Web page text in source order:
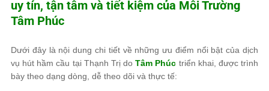
uy tín, tận tâm và tiết kiệm của Môi Trường
Tâm Phúc
Dưới đây là nội dung chi tiết về những ưu điểm nổi bật của dịch
vụ hút hầm cầu tại Thạnh Trị doTâm Phúc triển khai, được trình
bày theo dạng dòng, dễ theo dõi và thực tế: